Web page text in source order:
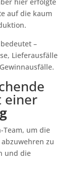
auf die kaum
–
Lieferausfälle
einer
Team, um die
zu
und die